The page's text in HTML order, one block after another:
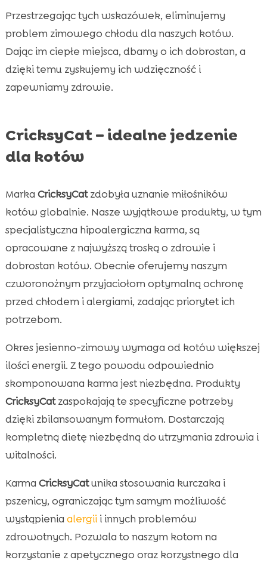
Przestrzegając tych wskazówek, eliminujemy
problem zimowego chłodu dla naszych kotów.
Dając im ciepłe miejsca, dbamy o ich dobrostan, a
dzięki temu zyskujemy ich wdzięczność i
zapewniamy zdrowie.
CricksyCat – idealne jedzenie
dla kotów
Marka CricksyCatzdobyła uznanie miłośników
kotów globalnie. Nasze wyjątkowe produkty, w tym
specjalistyczna hipoalergiczna karma, są
opracowane z najwyższą troską o zdrowie i
dobrostan kotów. Obecnie oferujemy naszym
czworonożnym przyjaciołom optymalną ochronę
przed chłodem i alergiami, zadając priorytet ich
potrzebom.
Okres jesienno-zimowy wymaga od kotów większej
ilości energii. Z tego powodu odpowiednio
skomponowana karma jest niezbędna. Produkty
CricksyCatzaspokajają te specyficzne potrzeby
dzięki zbilansowanym formułom. Dostarczają
kompletną dietę niezbędną do utrzymania zdrowia i
witalności.
Karma CricksyCatunika stosowania kurczaka i
pszenicy, ograniczając tym samym możliwość
wystąpienia alergiii innych problemów
zdrowotnych. Pozwala to naszym kotom na
korzystanie z apetycznego oraz korzystnego dla